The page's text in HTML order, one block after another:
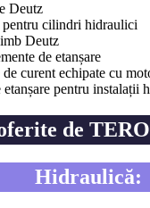
Deutz
pentru cilindri hidraulici
Deutz
de etanșare
de curent echipate cu
etanșare pentru instalații
de
Hidraulică: